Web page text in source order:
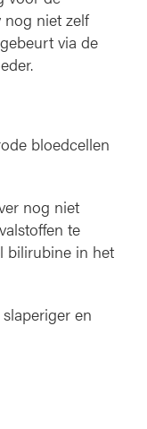
niet zelf
via de
bloedcellen
nog niet
te
bilirubine in het
en